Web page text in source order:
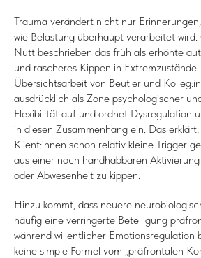
Trauma verändert nicht nur
wie Belastung überhaupt verarbeitet
Nutt beschrieben das früh als erhöhte
und rascheres Kippen in
Übersichtsarbeit von Beutler und
ausdrücklich als Zone psychologischer
Flexibilität auf und ordnet Dysregulation
in diesen Zusammenhang ein. Das
Klient:innen schon relativ kleine Trigger
aus einer noch handhabbaren
oder Abwesenheit zu kippen.
Hinzu kommt, dass neuere
häufig eine verringerte Beteiligung
während willentlicher Emotionsregulation
keine simple Formel vom „präfrontalen